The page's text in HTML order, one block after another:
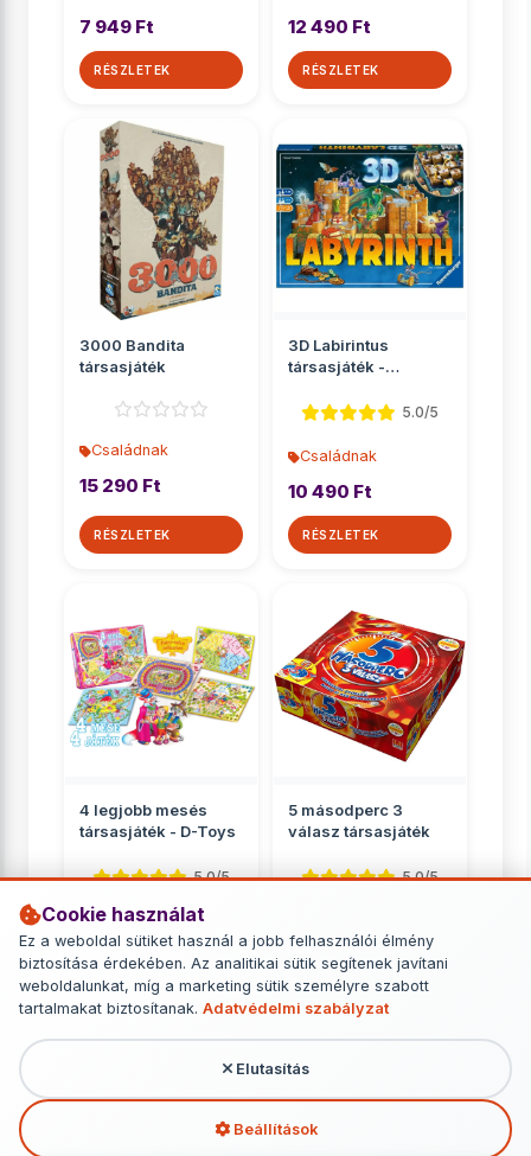
Cookie használat
Ez a weboldal sütiket használ a jobb felhasználói élmény
biztosítása érdekében. Az analitikai sütik segítenek javítani
weboldalunkat, míg a marketing sütik személyre szabott
tartalmakat biztosítanak. Adatvédelmi szabályzat
Elutasítás
Beállítások
7 949 Ft
RÉSZLETEK
12 490 Ft
RÉSZLETEK
3000 Bandita
társasjáték
Családnak
15 290 Ft
RÉSZLETEK
3D Labirintus
társasjáték -
5.0/5
Családnak
10 490 Ft
RÉSZLETEK
4 legjobb mesés
társasjáték - D-Toys
5.0/5
Családnak
2 799 Ft
RÉSZLETEK
5 másodperc 3
válasz társasjáték
5.0/5
6 749 Ft
RÉSZLETEK
További termékek - Családnak